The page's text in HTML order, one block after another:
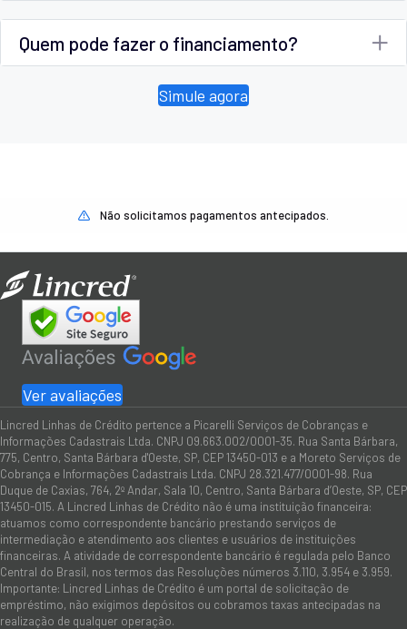
Quem pode fazer o financiamento?
Simule agora
Não solicitamos pagamentos antecipados.
Ver avaliações
Lincred Linhas de Crédito pertence a Picarelli Serviços de Cobranças e
Informações Cadastrais Ltda. CNPJ 09.663.002/0001-35. Rua Santa Bárbara,
775, Centro, Santa Bárbara d'Oeste, SP, CEP 13450-013 e a Moreto Serviços de
Cobrança e Informações Cadastrais Ltda. CNPJ 28.321.477/0001-98. Rua
Duque de Caxias, 764, 2º Andar, Sala 10, Centro, Santa Bárbara d’Oeste, SP, CEP
13450-015. A Lincred Linhas de Crédito não é uma instituição financeira:
atuamos como correspondente bancário prestando serviços de
intermediação e atendimento aos clientes e usuários de instituições
financeiras. A atividade de correspondente bancário é regulada pelo Banco
Central do Brasil, nos termos das Resoluções números 3.110, 3.954 e 3.959.
Importante: Lincred Linhas de Crédito é um portal de solicitação de
empréstimo, não exigimos depósitos ou cobramos taxas antecipadas na
realização de qualquer operação.